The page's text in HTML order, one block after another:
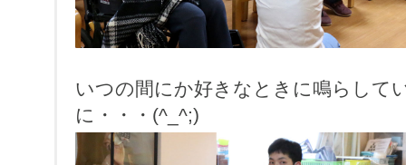
いつの間にか好きなときに鳴らして
に・・・(^_^;)